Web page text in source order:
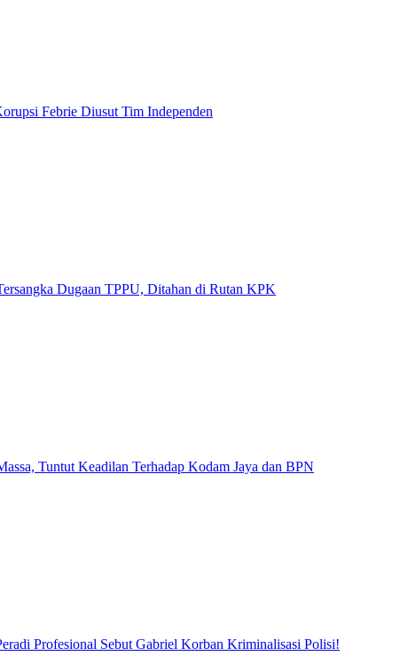
Febrie Diusut Tim Independen
Dugaan TPPU, Ditahan di Rutan KPK
Tuntut Keadilan Terhadap Kodam Jaya dan BPN
Profesional Sebut Gabriel Korban Kriminalisasi Polisi!